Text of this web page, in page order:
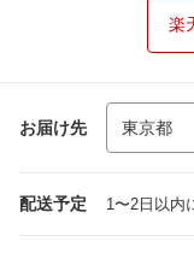
楽
お届け先
配送予定 1〜2日以内